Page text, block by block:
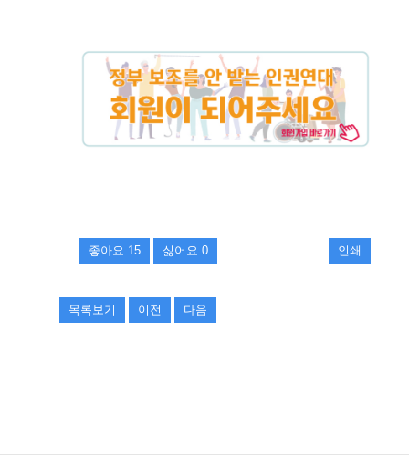
좋아요 15 싫어요 0 인쇄
목록보기 이전 다음